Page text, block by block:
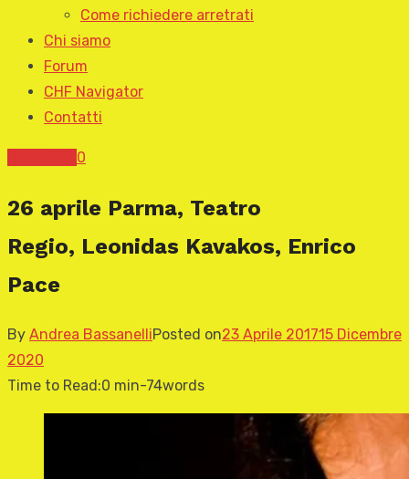
Come richiedere arretrati
Chi siamo
Forum
CHF Navigator
Contatti
0
26 aprile Parma, Teatro
Regio, Leonidas Kavakos, Enrico
Pace
By Andrea BassanelliPosted on23 Aprile 201715 Dicembre
2020
Time to Read:0 min-74words